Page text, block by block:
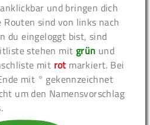
und bringen dich
Routen sind von links nach
du eingeloggt bist, sind
stehen mit grün und
mit rot markiert. Bei
mit ° gekennzeichnet
um den Namensvorschlag